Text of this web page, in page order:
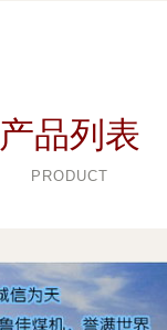
产品列表
PRODUCT